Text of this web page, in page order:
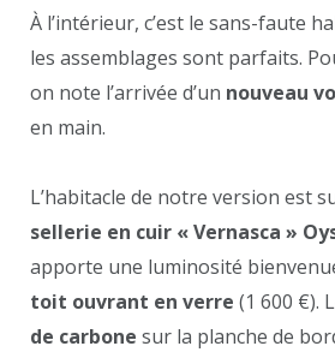
À l’intérieur, c’est le sans-faute
les assemblages sont parfaits.
on note l’arrivée d’un nouveau
en main.
L’habitacle de notre version est
sellerie en cuir « Vernasca »
apporte une luminosité
toit ouvrant en verre (1 600 €).
de carbone sur la planche de